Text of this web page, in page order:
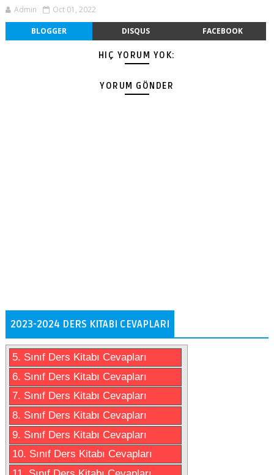
Admin Oct 01, 2022
BLOGGER DISQUS FACEBOOK
HIÇ YORUM YOK:
YORUM GÖNDER
2023-2024 DERS KITABI CEVAPLARI
5. Sınıf Ders Kitabı Cevapları
6. Sınıf Ders Kitabı Cevapları
7. Sınıf Ders Kitabı Cevapları
8. Sınıf Ders Kitabı Cevapları
9. Sınıf Ders Kitabı Cevapları
10. Sınıf Ders Kitabı Cevapları